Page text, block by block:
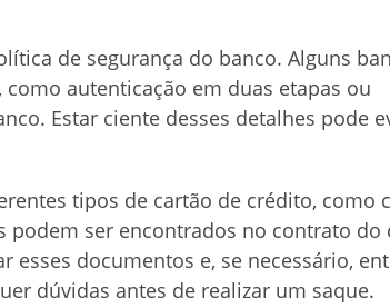
de segurança do banco. Alguns
autenticação em duas etapas ou
Estar ciente desses detalhes pode
tipos de cartão de crédito, como
podem ser encontrados no contrato do
documentos e, se necessário,
dúvidas antes de realizar um saque.